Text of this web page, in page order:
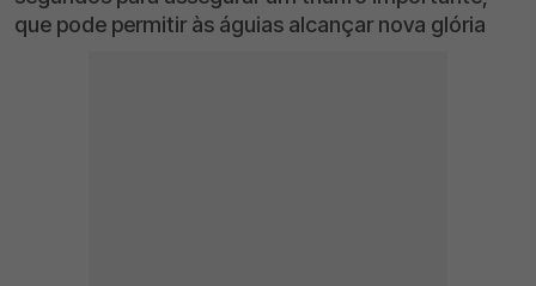
que pode permitir às águias alcançar nova glória